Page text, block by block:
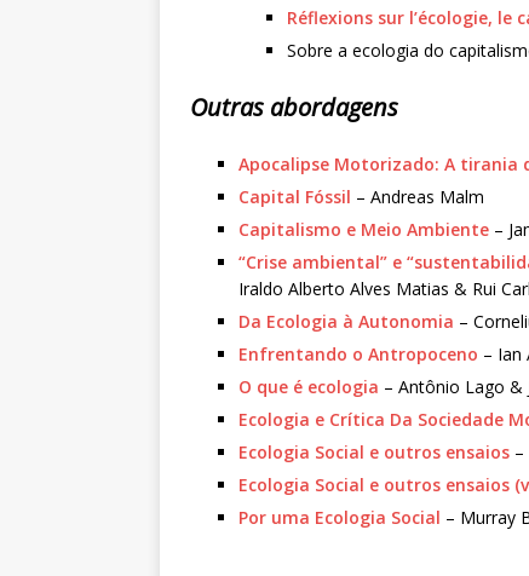
Réflexions sur l’écologie, le
Sobre a ecologia do
Outras abordagens
Apocalipse Motorizado: A
Capital Fóssil – Andreas Malm
Capitalismo e Meio Ambiente –
“Crise ambiental” e
Iraldo Alberto Alves Matias & Rui
Da Ecologia à Autonomia –
Enfrentando o Antropoceno – Ian
O que é ecologia – Antônio Lago &
Ecologia e Crítica Da Sociedade
Ecologia Social e outros ensaios
Ecologia Social e outros ensaios
Por uma Ecologia Social – Murray